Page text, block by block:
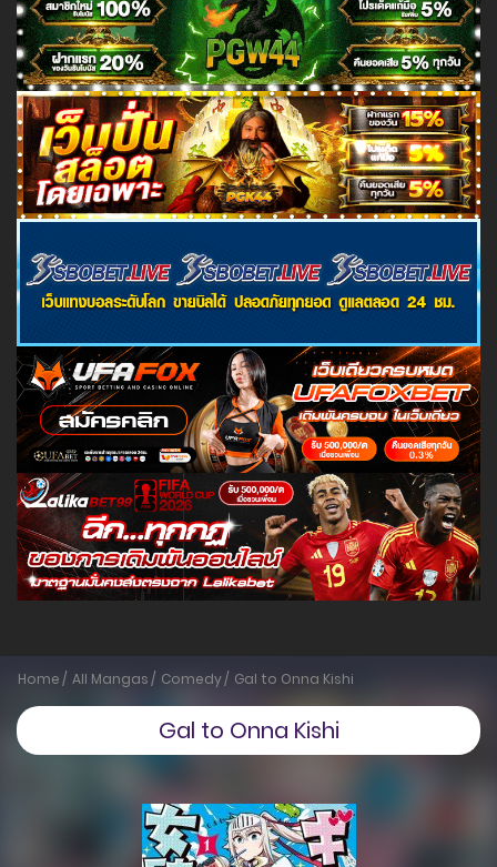
Home All Mangas Comedy Gal to Onna Kishi
Gal to Onna Kishi